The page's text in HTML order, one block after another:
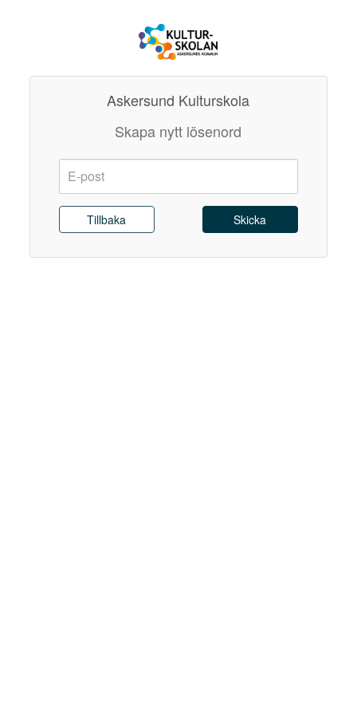
Askersund Kulturskola
Skapa nytt lösenord
E-
post:
Skicka